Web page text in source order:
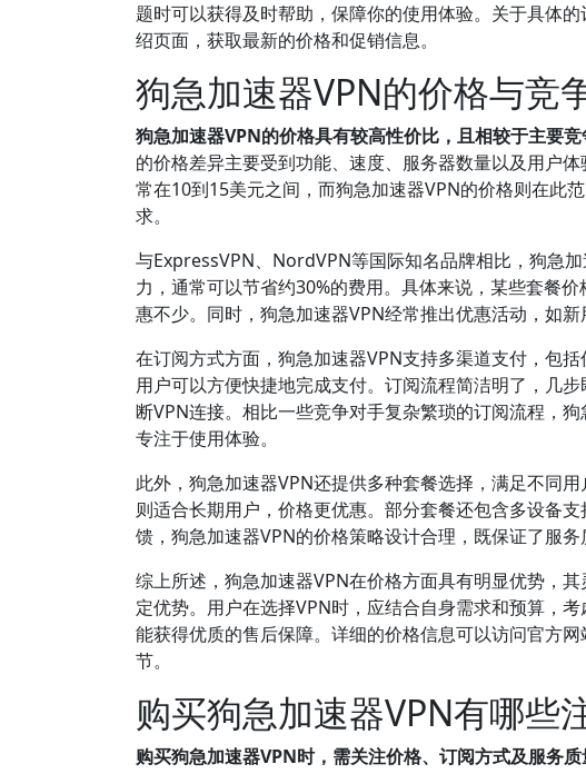
题时可以获得及时帮助，保障你的使用体验。关于具体
绍页面，获取最新的价格和促销信息。
狗急加速器VPN的价格与竞
狗急加速器VPN的价格具有较高性价比，且相较于主要竞
的价格差异主要受到功能、速度、服务器数量以及用户
常在10到15美元之间，而狗急加速器VPN的价格则在此
求。
与ExpressVPN、NordVPN等国际知名品牌相比，狗急
力，通常可以节省约30%的费用。具体来说，某些套餐
惠不少。同时，狗急加速器VPN经常推出优惠活动，如
在订阅方式方面，狗急加速器VPN支持多渠道支付，包
用户可以方便快捷地完成支付。订阅流程简洁明了，几
断VPN连接。相比一些竞争对手复杂繁琐的订阅流程，
专注于使用体验。
此外，狗急加速器VPN还提供多种套餐选择，满足不同
则适合长期用户，价格更优惠。部分套餐还包含多设备
馈，狗急加速器VPN的价格策略设计合理，既保证了服
综上所述，狗急加速器VPN在价格方面具有明显优势，
定优势。用户在选择VPN时，应结合自身需求和预算，
能获得优质的售后保障。详细的价格信息可以访问官方网
节。
购买狗急加速器VPN有哪些
购买狗急加速器VPN时，需关注价格、订阅方式及服务质